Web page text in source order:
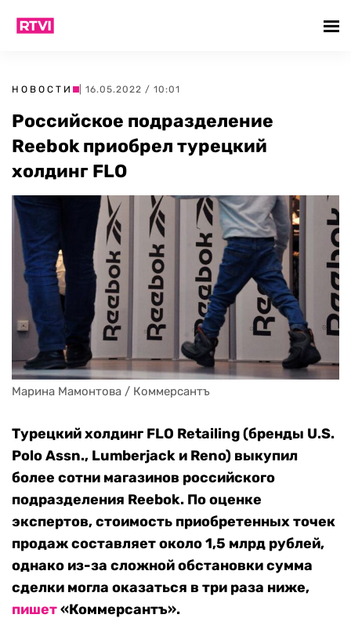
НОВОСТИ | 16.05.2022 / 10:01
Российское подразделение
Reebok приобрел турецкий
холдинг FLO
Марина Мамонтова / Коммерсантъ
Турецкий холдинг FLO Retailing (бренды U.S.
Polo Assn., Lumberjack и Reno) выкупил
более сотни магазинов российского
подразделения Reebok. По оценке
экспертов, стоимость приобретенных точек
продаж составляет около 1,5 млрд рублей,
однако из-за сложной обстановки сумма
сделки могла оказаться в три раза ниже,
пишет«Коммерсантъ».